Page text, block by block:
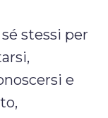
stessi per
e